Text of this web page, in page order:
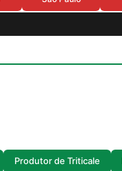
Produtor de Triticale